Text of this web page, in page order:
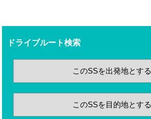
ドライブルート検索
このSSを出発地とする
このSSを目的地とする